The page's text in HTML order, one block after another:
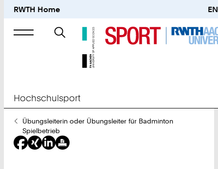
RWTH Home EN
Suche
nach
Hochschulsport
Sie
sind
hier:
Übungsleiterin oder Übungsleiter für Badminton
Spielbetrieb